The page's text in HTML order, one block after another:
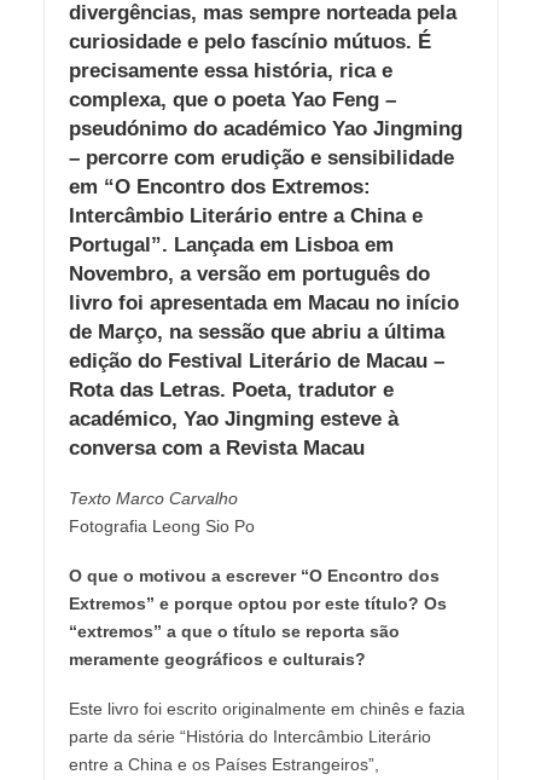
divergências, mas sempre norteada pela
curiosidade e pelo fascínio mútuos. É
precisamente essa história, rica e
complexa, que o poeta Yao Feng –
pseudónimo do académico Yao Jingming
– percorre com erudição e sensibilidade
em “O Encontro dos Extremos:
Intercâmbio Literário entre a China e
Portugal”. Lançada em Lisboa em
Novembro, a versão em português do
livro foi apresentada em Macau no início
de Março, na sessão que abriu a última
edição do Festival Literário de Macau –
Rota das Letras. Poeta, tradutor e
académico, Yao Jingming esteve à
conversa com a Revista Macau
Texto Marco Carvalho
Fotografia Leong Sio Po
O que o motivou a escrever “O Encontro dos
Extremos” e porque optou por este título? Os
“extremos” a que o título se reporta são
meramente geográficos e culturais?
Este livro foi escrito originalmente em chinês e fazia
parte da série “História do Intercâmbio Literário
entre a China e os Países Estrangeiros”,